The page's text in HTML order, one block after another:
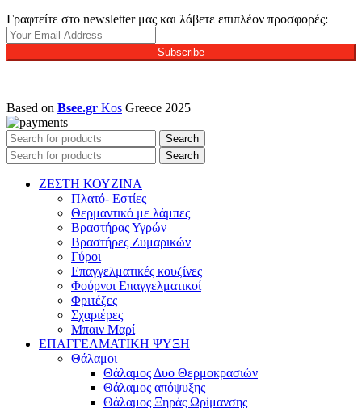
Γραφτείτε στο newsletter μας και λάβετε επιπλέον προσφορές:
Subscribe
Based on Bsee.gr Kos Greece 2025
Search
Search
ΖΕΣΤΗ ΚΟΥΖΙΝΑ
Πλατό- Εστίες
Θερμαντικό με λάμπες
Βραστήρας Υγρών
Βραστήρες Ζυμαρικών
Γύροι
Επαγγελματικές κουζίνες
Φούρνοι Επαγγελματικοί
Φριτέζες
Σχαριέρες
Μπαιν Μαρί
ΕΠΑΓΓΕΛΜΑΤΙΚΗ ΨΥΞΗ
Θάλαμοι
Θάλαμος Δυο Θερμοκρασιών
Θάλαμος απόψυξης
Θάλαμος Ξηράς Ωρίμανσης